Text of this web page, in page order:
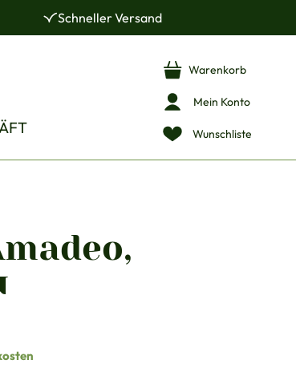
Schneller Versand
Wunschliste
Mein Konto
Warenkorb